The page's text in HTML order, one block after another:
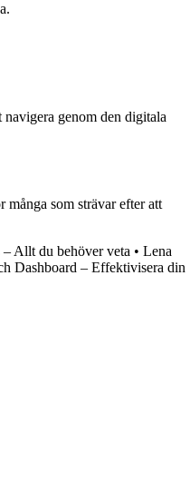
genom den digitala
som strävar efter att
Allt du behöver veta • Lena
Dashboard – Effektivisera din